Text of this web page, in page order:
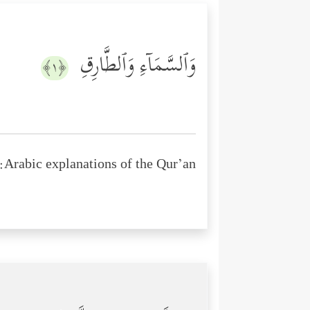
وَٱلسَّمَاۤءِ وَٱلطَّارِقِ ﴿١﴾
Arabic explanations of the Qur’an: